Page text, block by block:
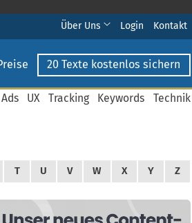
Über Uns Login Kontakt
20 Texte kostenlos sichern
UX Tracking Keywords Technik
T U V W X Y Z